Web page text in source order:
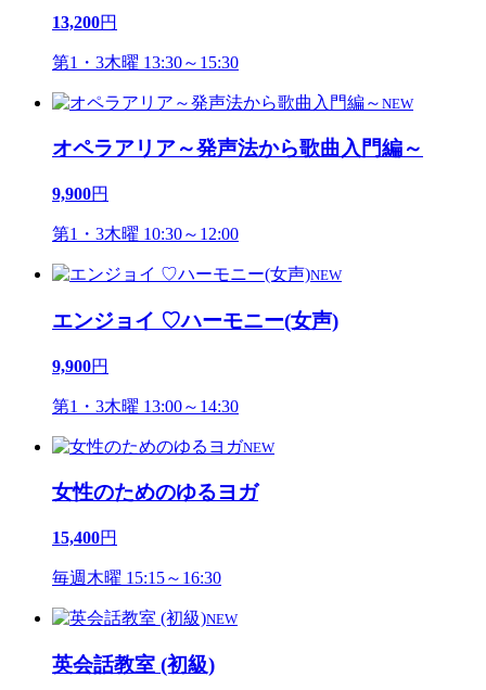
13,200円
第1・3木曜 13:30～15:30
NEW
オペラアリア～発声法から歌曲入門編～
9,900円
第1・3木曜 10:30～12:00
NEW
エンジョイ ♡ハーモニー(女声)
9,900円
第1・3木曜 13:00～14:30
NEW
女性のためのゆるヨガ
15,400円
毎週木曜 15:15～16:30
NEW
英会話教室 (初級)